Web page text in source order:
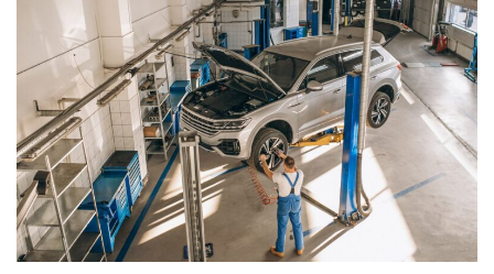
dokumentai:
paplitę
mitai
Reduktorius
dujų
balionui: